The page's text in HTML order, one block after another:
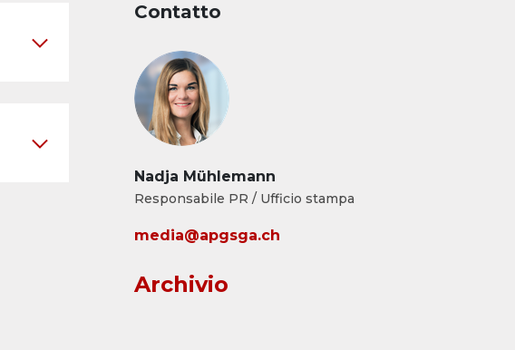
Contatto
Nadja Mühlemann
Responsabile PR / Ufficio stampa
media@apgsga.ch
Archivio